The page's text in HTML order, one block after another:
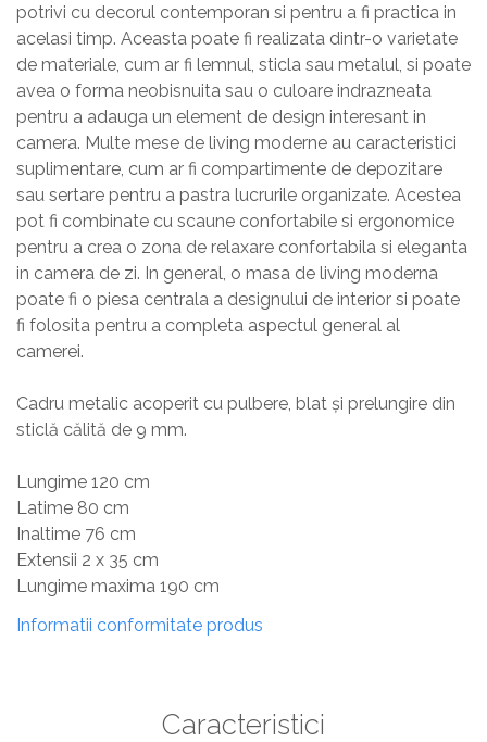
potrivi cu decorul contemporan si pentru a fi practica in
acelasi timp. Aceasta poate fi realizata dintr-o varietate
de materiale, cum ar fi lemnul, sticla sau metalul, si poate
avea o forma neobisnuita sau o culoare indrazneata
pentru a adauga un element de design interesant in
camera. Multe mese de living moderne au caracteristici
suplimentare, cum ar fi compartimente de depozitare
sau sertare pentru a pastra lucrurile organizate. Acestea
pot fi combinate cu scaune confortabile si ergonomice
pentru a crea o zona de relaxare confortabila si eleganta
in camera de zi. In general, o masa de living moderna
poate fi o piesa centrala a designului de interior si poate
fi folosita pentru a completa aspectul general al
camerei.
Cadru metalic acoperit cu pulbere, blat și prelungire din
sticlă călită de 9 mm.
Lungime 120 cm
Latime 80 cm
Inaltime 76 cm
Extensii 2 x 35 cm
Lungime maxima 190 cm
Informatii conformitate produs
Caracteristici